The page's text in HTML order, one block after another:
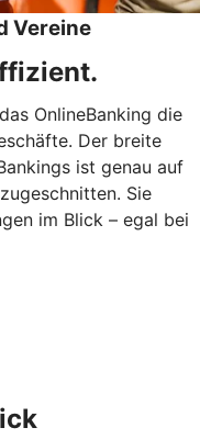
Vereine
OnlineBanking die
Der breite
ist genau auf
Sie
im Blick – egal bei